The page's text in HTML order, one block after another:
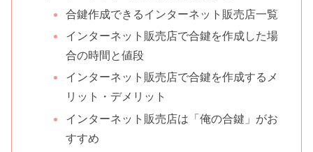
合鍵作成できるインターネット販売店一覧
インターネット販売店で合鍵を作成した場
合の時間と値段
インターネット販売店で合鍵を作成するメ
リット・デメリット
インターネット販売店は「俺の合鍵」がお
すすめ